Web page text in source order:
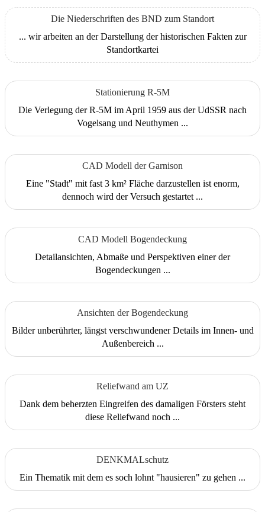
Die Niederschriften des BND zum Standort
... wir arbeiten an der Darstellung der historischen Fakten zur
Standortkartei
Stationierung R-5M
Die Verlegung der R-5M im April 1959 aus der UdSSR nach
Vogelsang und Neuthymen ...
CAD Modell der Garnison
Eine "Stadt" mit fast 3 km² Fläche darzustellen ist enorm,
dennoch wird der Versuch gestartet ...
CAD Modell Bogendeckung
Detailansichten, Abmaße und Perspektiven einer der
Bogendeckungen ...
Ansichten der Bogendeckung
Bilder unberührter, längst verschwundener Details im Innen- und
Außenbereich ...
Reliefwand am UZ
Dank dem beherzten Eingreifen des damaligen Försters steht
diese Reliefwand noch ...
DENKMALschutz
Ein Thematik mit dem es soch lohnt "hausieren" zu gehen ...